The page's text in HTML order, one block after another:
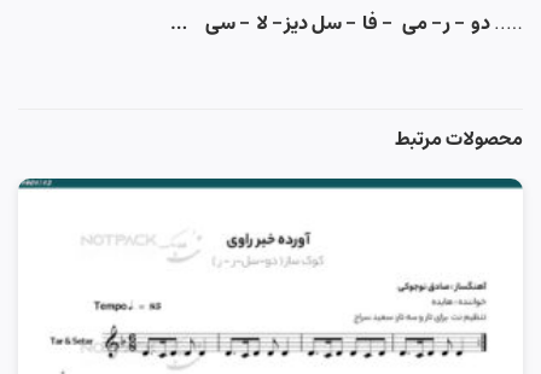
…..دو – ر – می – فا – سل دیز – لا – سی …
محصولات مرتبط